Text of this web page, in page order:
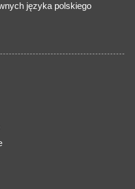
języka polskiego